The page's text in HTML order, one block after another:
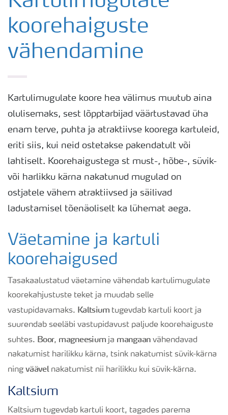
Kartuli saak
Saagi kvaliteet
koorehaiguste
vähendamine
Kartulimugulate koore hea välimus muutub aina
olulisemaks, sest lõpptarbijad väärtustavad üha
enam terve, puhta ja atraktiivse koorega kartuleid,
eriti siis, kui neid ostetakse pakendatult või
lahtiselt. Koorehaigustega st must-, hõbe-, süvik-
või harlikku kärna nakatunud mugulad on
ostjatele vähem atraktiivsed ja säilivad
ladustamisel tõenäoliselt ka lühemat aega.
Väetamine ja kartuli
koorehaigused
Tasakaalustatud väetamine vähendab kartulimugulate
koorekahjustuste teket ja muudab selle
vastupidavamaks. Kaltsium tugevdab kartuli koort ja
suurendab seeläbi vastupidavust paljude koorehaiguste
suhtes. Boor, magneesium ja mangaan vähendavad
nakatumist harilikku kärna, tsink nakatumist süvik-kärna
ning väävelnakatumist nii harilikku kui süvik-kärna.
Kaltsium
Kaltsium tugevdab kartuli koort, tagades parema